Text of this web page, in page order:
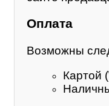
Оплата
Возможны
Картой